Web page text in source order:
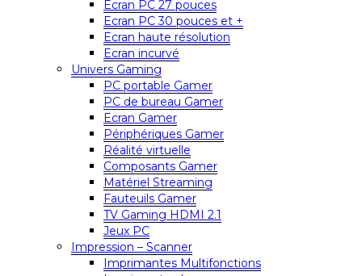
Ecran PC 27 pouces
Ecran PC 30 pouces et +
Ecran haute résolution
Ecran incurvé
Univers Gaming
PC portable Gamer
PC de bureau Gamer
Ecran Gamer
Périphériques Gamer
Réalité virtuelle
Composants Gamer
Matériel Streaming
Fauteuils Gamer
TV Gaming HDMI 2.1
Jeux PC
Impression – Scanner
Imprimantes Multifonctions